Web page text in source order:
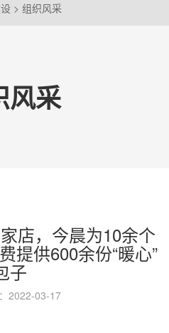
> 组织风采
风采
店，今晨为10余个
提供600余份“暖心”
子
2022-03-17